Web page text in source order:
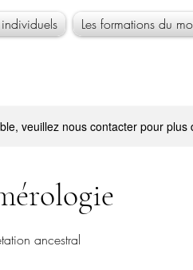
individuels Les formations du
veuillez nous contacter pour plus
ancestral